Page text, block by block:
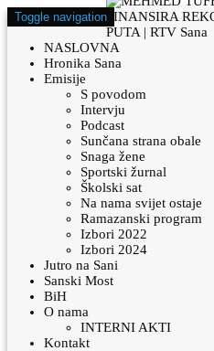
Toggle navigation
NASLOVNA
Hronika Sana
Emisije
S povodom
Intervju
Podcast
Sunčana strana obale
Snaga žene
Sportski žurnal
Školski sat
Na nama svijet ostaje
Ramazanski program
Izbori 2022
Izbori 2024
Jutro na Sani
Sanski Most
BiH
O nama
INTERNI AKTI
Kontakt